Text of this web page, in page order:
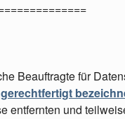
Beauftragte für
entfernten und